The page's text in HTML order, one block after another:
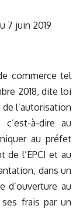
7 juin 2019
commerce tel
2018, dite loi
l’autorisation
c’est-à-dire au
au préfet
de l’EPCI et au
dans un
d’ouverture au
frais par un